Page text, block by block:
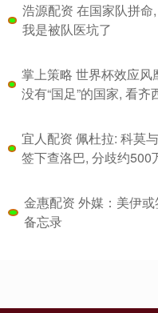
浩源配资 在国家队拼
我是被队医坑了
掌上策略 世界杯效应风
没有“国足”的国家, 看齐
宜人配资 佩杜拉: 科莫
签下查洛巴, 分歧约500
金惠配资 外媒：美伊
备忘录